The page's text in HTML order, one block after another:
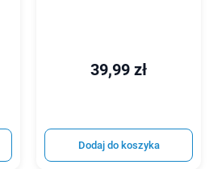
39,99 zł
Dodaj do koszyka